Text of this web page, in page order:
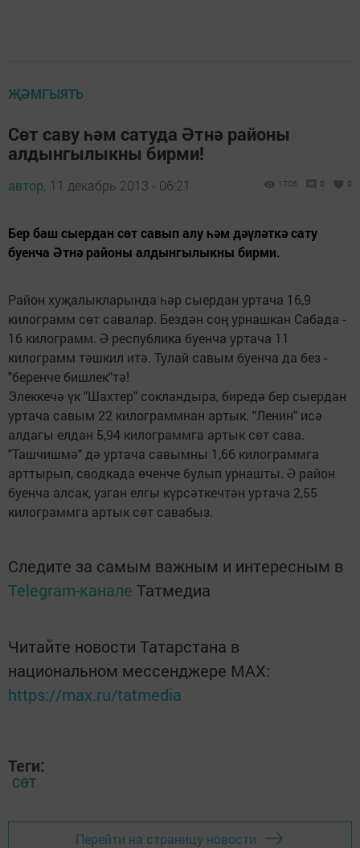
ҖӘМГЫЯТЬ
Сөт саву һәм сатуда Әтнә районы
алдынгылыкны бирми!
автор, 11 декабрь 2013 - 06:21 1706 0 0
Бер баш сыердан сөт савып алу һәм дәүләткә сату
буенча Әтнә районы алдынгылыкны бирми.
Район хуҗалыкларында һәр сыердан уртача 16,9
килограмм сөт савалар. Бездән соң урнашкан Сабада -
16 килограмм. Ә республика буенча уртача 11
килограмм тәшкил итә. Тулай савым буенча да без -
"беренче бишлек"тә!
Элеккечә үк "Шахтер" сокландыра, биредә бер сыердан
уртача савым 22 килограммнан артык. "Ленин" исә
алдагы елдан 5,94 килограммга артык сөт сава.
"Ташчишмә" дә уртача савымны 1,66 килограммга
арттырып, сводкада өченче булып урнашты. Ә район
буенча алсак, узган елгы күрсәткечтән уртача 2,55
килограммга артык сөт савабыз.
Следите за самым важным и интересным в
Telegram-канале Татмедиа
Читайте новости Татарстана в
национальном мессенджере MАХ:
https://max.ru/tatmedia
Теги:
СӨТ
Перейти на страницу новости